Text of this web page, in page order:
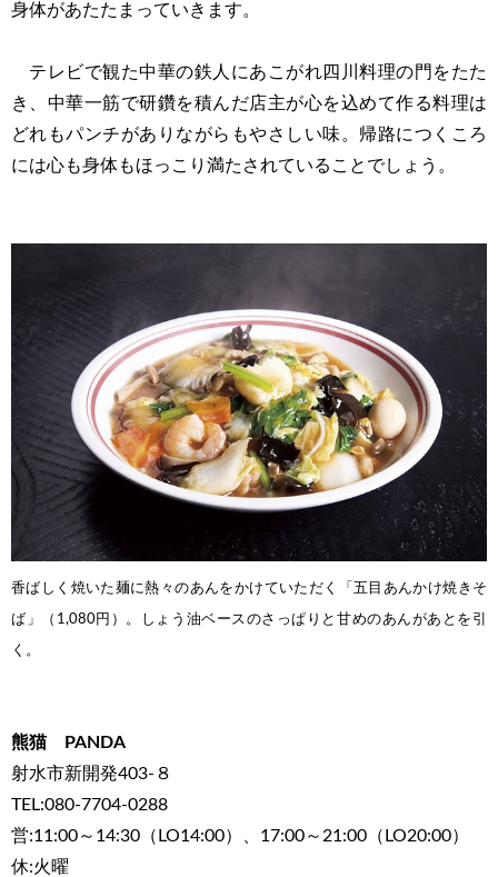
身体があたたまっていきます。
テレビで観た中華の鉄人にあこがれ四川料理の門をたた
き、中華一筋で研鑽を積んだ店主が心を込めて作る料理は
どれもパンチがありながらもやさしい味。帰路につくころ
には心も身体もほっこり満たされていることでしょう。
香ばしく焼いた麺に熱々のあんをかけていただく「五目あんかけ焼きそ
ば」（1,080円）。しょう油ベースのさっぱりと甘めのあんがあとを引
く。
熊猫 PANDA
射水市新開発403-８
TEL:080-7704-0288
営:11:00～14:30（LO14:00）、17:00～21:00（LO20:00）
休:火曜